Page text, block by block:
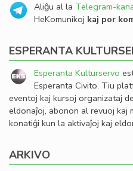
Aliĝu al la Telegram-
HeKomunikoj kaj por
ESPERANTA
Esperanta Kulturservo
Esperanta Civito. Tiu
eventoj kaj kursoj organizataj
eldonaĵoj, abonon al revuoj kaj
konatiĝi kun la aktivaĵoj kaj
ARKIVO